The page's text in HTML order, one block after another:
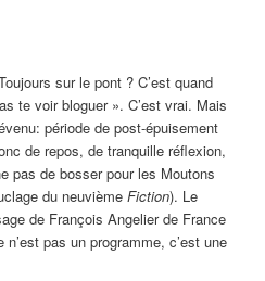
sur le pont ? C’est quand
te voir bloguer ». C’est vrai. Mais
période de post-épuisement
de repos, de tranquille réflexion,
pas de bosser pour les Moutons
du neuvièmeFiction). Le
de François Angelier de France
pas un programme, c’est une